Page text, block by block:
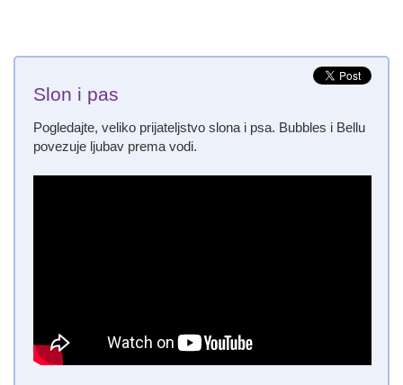
Slon i pas
Pogledajte, veliko prijateljstvo slona i psa. Bubbles i Bellu
povezuje ljubav prema vodi.